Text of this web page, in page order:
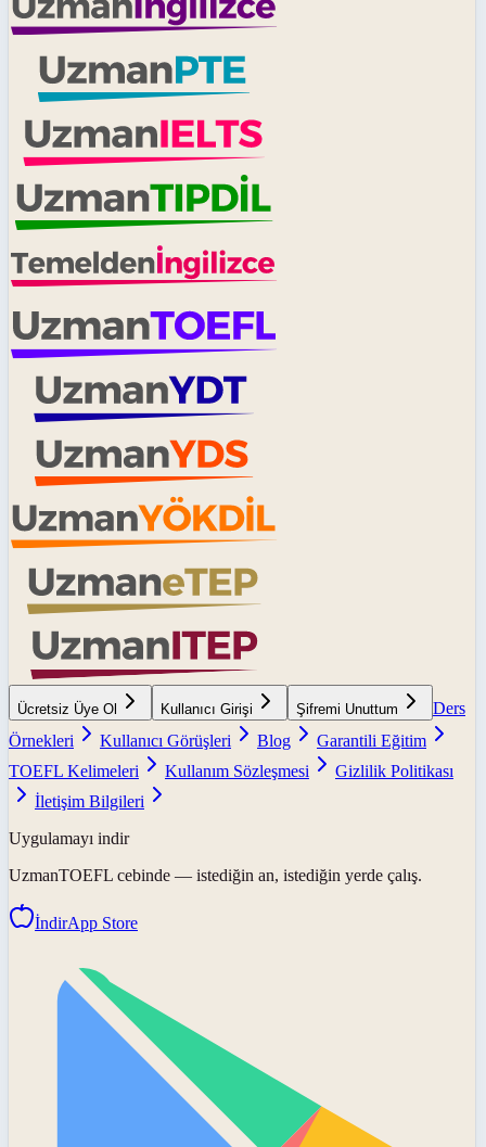
Ücretsiz Üye Ol Kullanıcı Girişi Şifremi Unuttum
Ders
Örnekleri
Kullanıcı Görüşleri Blog
Garantili Eğitim
TOEFL Kelimeleri
Kullanım Sözleşmesi
Gizlilik Politikası
İletişim Bilgileri
Uygulamayı indir
UzmanTOEFL cebinde — istediğin an, istediğin yerde çalış.
İndirApp Store